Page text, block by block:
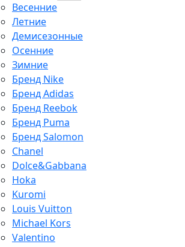
Весенние
Летние
Демисезонные
Осенние
Зимние
Бренд Nike
Бренд Adidas
Бренд Reebok
Бренд Puma
Бренд Salomon
Chanel
Dolce&Gabbana
Hoka
Kuromi
Louis Vuitton
Michael Kors
Valentino